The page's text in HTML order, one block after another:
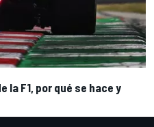
la F1, por qué se hace y